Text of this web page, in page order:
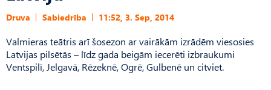
Druva Sabiedrība 11:52, 3. Sep, 2014
Valmieras teātris arī šosezon ar vairākām izrādēm viesosies
Latvijas pilsētās – līdz gada beigām iecerēti izbraukumi
Ventspilī, Jelgavā, Rēzeknē, Ogrē, Gulbenē un citviet.